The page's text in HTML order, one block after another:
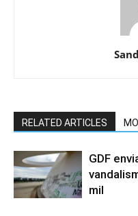
RELATED ARTICLES
GDF
mil